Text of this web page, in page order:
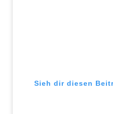
Sieh dir diesen